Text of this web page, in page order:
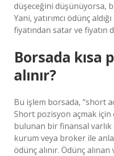
düşeceğini düşünüyorsa,
Yani, yatırımcı ödünç
fiyatından satar ve fiyatın
Borsada kısa
alınır?
Bu işlem borsada, “short
Short pozisyon açmak
bulunan bir finansal varlık
kurum veya broker ile
ödünç alınır. Ödünç